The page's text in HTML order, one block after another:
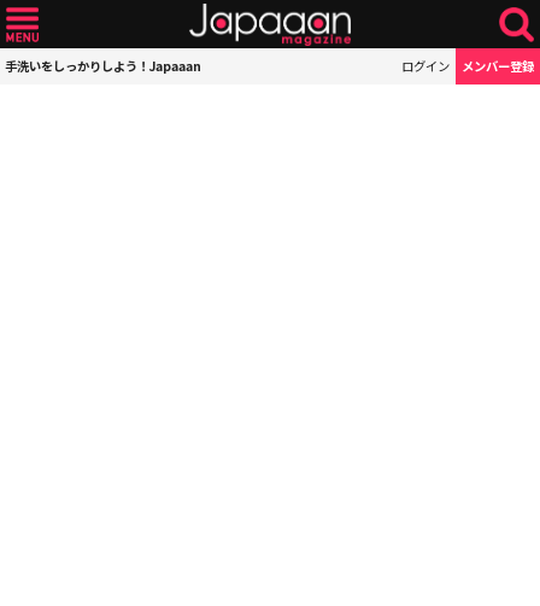
手洗いをしっかりしよう！Japaaan ログイン メンバー登録